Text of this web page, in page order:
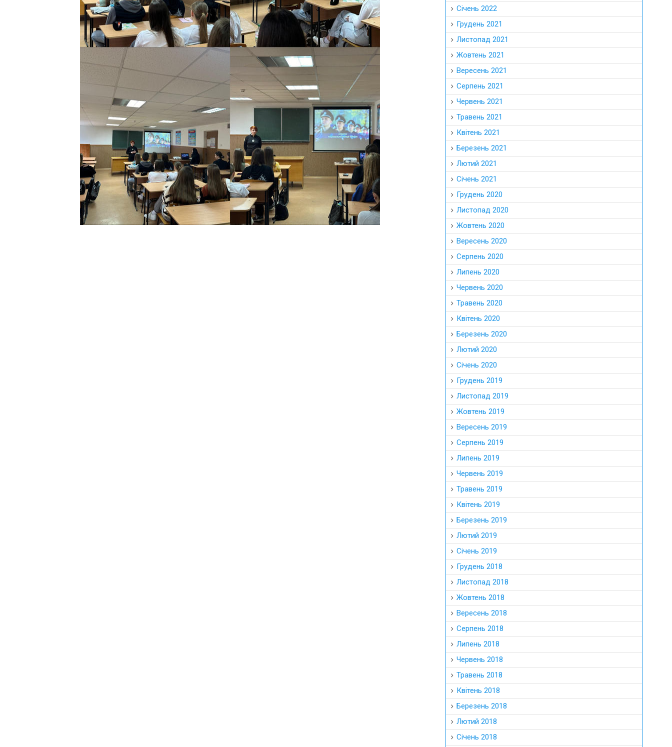
Січень 2022
Грудень 2021
Листопад 2021
Жовтень 2021
Вересень 2021
Серпень 2021
Червень 2021
Травень 2021
Квітень 2021
Березень 2021
Лютий 2021
Січень 2021
Грудень 2020
Листопад 2020
Жовтень 2020
Вересень 2020
Серпень 2020
Липень 2020
Червень 2020
Травень 2020
Квітень 2020
Березень 2020
Лютий 2020
Січень 2020
Грудень 2019
Листопад 2019
Жовтень 2019
Вересень 2019
Серпень 2019
Липень 2019
Червень 2019
Травень 2019
Квітень 2019
Березень 2019
Лютий 2019
Січень 2019
Грудень 2018
Листопад 2018
Жовтень 2018
Вересень 2018
Серпень 2018
Липень 2018
Червень 2018
Травень 2018
Квітень 2018
Березень 2018
Лютий 2018
Січень 2018